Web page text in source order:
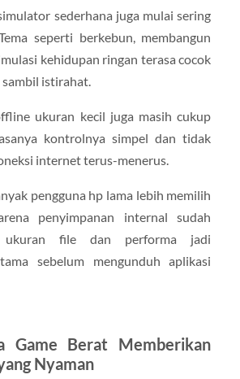
sederhana juga mulai sering
seperti berkebun, membangun
kehidupan ringan terasa cocok
istirahat.
ukuran kecil juga masih cukup
kontrolnya simpel dan tidak
internet terus-menerus.
pengguna hp lama lebih memilih
penyimpanan internal sudah
ukuran file dan performa jadi
sebelum mengunduh aplikasi
Game Berat Memberikan
Nyaman